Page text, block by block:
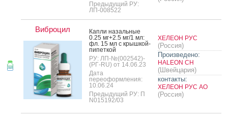
Предыдущий РУ:
ЛП-008522
Виброцил
Кап­ли на­заль­ные
0.25 мг+2.5 мг/1 мл:
фл. 15 мл с крыш­кой-
пи­пет­кой
РУ: ЛП-№(002542)-
(РГ-RU) от 14.06.23
Дата
переоформления:
10.06.24
Предыдущий РУ: П
N015192/03
ХЕЛЕОН РУС
(Россия)
Произведено:
HALEON CH
(Швейцария)
контакты:
ХЕЛЕОН РУС АО
(Россия)